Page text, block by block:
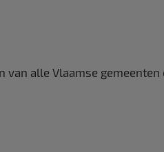
alle Vlaamse